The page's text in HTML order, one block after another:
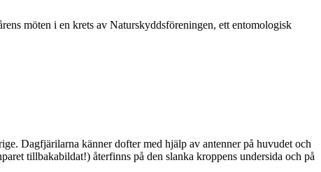
möten i en krets av Naturskyddsföreningen, ett entomologisk
Dagfjärilarna känner dofter med hjälp av antenner på huvudet och
tillbakabildat!) återfinns på den slanka kroppens undersida och på